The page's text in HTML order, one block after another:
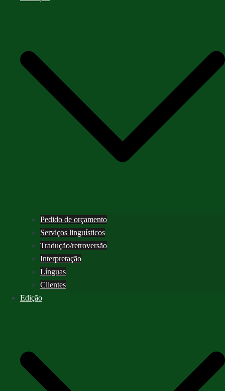
Pedido de orçamento
Serviços linguísticos
Tradução/retroversão
Interpretação
Línguas
Clientes
Edição